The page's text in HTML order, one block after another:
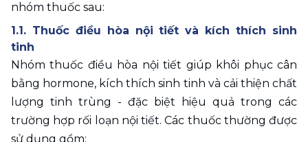
nhóm thuốc sau:
1.1. Thuốc điều hòa nội tiết và kích thích sinh
tinh
Nhóm thuốc điều hòa nội tiết giúp khôi phục cân
bằng hormone, kích thích sinh tinh và cải thiện chất
lượng tinh trùng - đặc biệt hiệu quả trong các
trường hợp rối loạn nội tiết. Các thuốc thường được
sử dụng gồm: